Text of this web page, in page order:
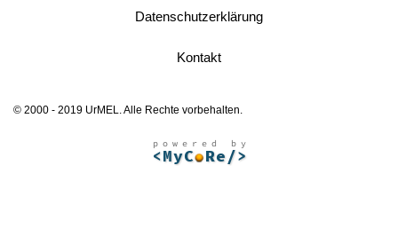
Datenschutzerklärung
Kontakt
© 2000 - 2019 UrMEL. Alle Rechte vorbehalten.